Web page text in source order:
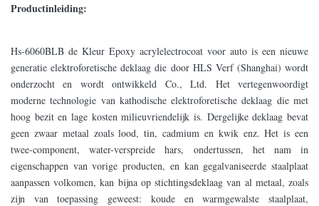
Productinleiding:
Hs-6060BLB de Kleur Epoxy acrylelectrocoat voor auto is een nieuwe
generatie elektroforetische deklaag die door HLS Verf (Shanghai) wordt
onderzocht en wordt ontwikkeld Co., Ltd. Het vertegenwoordigt
moderne technologie van kathodische elektroforetische deklaag die met
hoog bezit en lage kosten milieuvriendelijk is. Dergelijke deklaag bevat
geen zwaar metaal zoals lood, tin, cadmium en kwik enz. Het is een
twee-component, water-verspreide hars, ondertussen, het nam in
eigenschappen van vorige producten, en kan gegalvaniseerde staalplaat
aanpassen volkomen, kan bijna op stichtingsdeklaag van al metaal, zoals
zijn van toepassing geweest: koude en warmgewalste staalplaat,